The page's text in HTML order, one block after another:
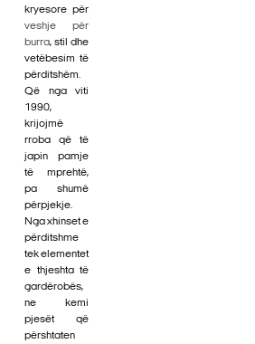
kryesore për
veshje për
burra, stil dhe
vetëbesim të
përditshëm.
Që nga viti
1990,
krijojmë
rroba që të
japin pamje
të mprehtë,
pa shumë
përpjekje.
Nga xhinset e
përditshme
tek elementet
e thjeshta të
gardërobës,
ne kemi
pjesët që
përshtaten